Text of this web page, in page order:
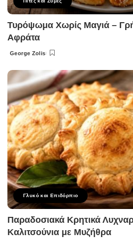
Τυρόψωμα Χωρίς Μαγιά –
Αφράτα
Posted
George Zolis
Γλυκό και Επιδόρπιο
Παραδοσιακά Κρητικά
Καλιτσούνια με Μυζήθρα